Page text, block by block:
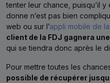
tenter leur chance, puisqu’il y
donne n’est pas bien
web ou sur l’appli mobile de
client de la FDJ gagnera
qui se tiendra donc après le
Pour mettre toutes les
possible de récupérer